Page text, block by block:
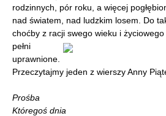
rodzinnych, pór roku, a więcej
nad światem, nad ludzkim losem. Do
choćby z racji swego wieku i
pełni
uprawnione.
Przeczytajmy jeden z wierszy Anny
Prośba
Któregoś dnia